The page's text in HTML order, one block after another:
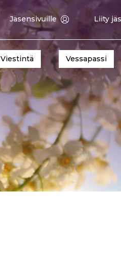
Jäsensivuille Liity
Viestintä Vessapassi